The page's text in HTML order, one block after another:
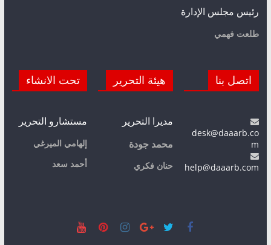
رئيس مجلس الإدارة
طلعت فهمي
اتصل بنا
desk@daaarb.co
m
help@daaarb.com
هيئة التحرير
مديرا التحرير
محمد جودة
حنان فكري
تحت الانشاء
مستشارو التحرير
إلهامي الميرغي
أحمد سعد